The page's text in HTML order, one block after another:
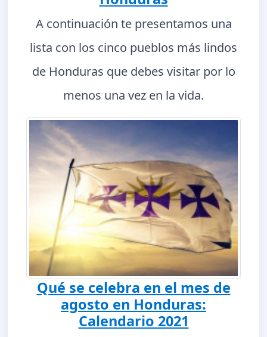
A continuación te presentamos una
lista con los cinco pueblos más lindos
de Honduras que debes visitar por lo
menos una vez en la vida.
Qué se celebra en el mes de
agosto en Honduras:
Calendario 2021